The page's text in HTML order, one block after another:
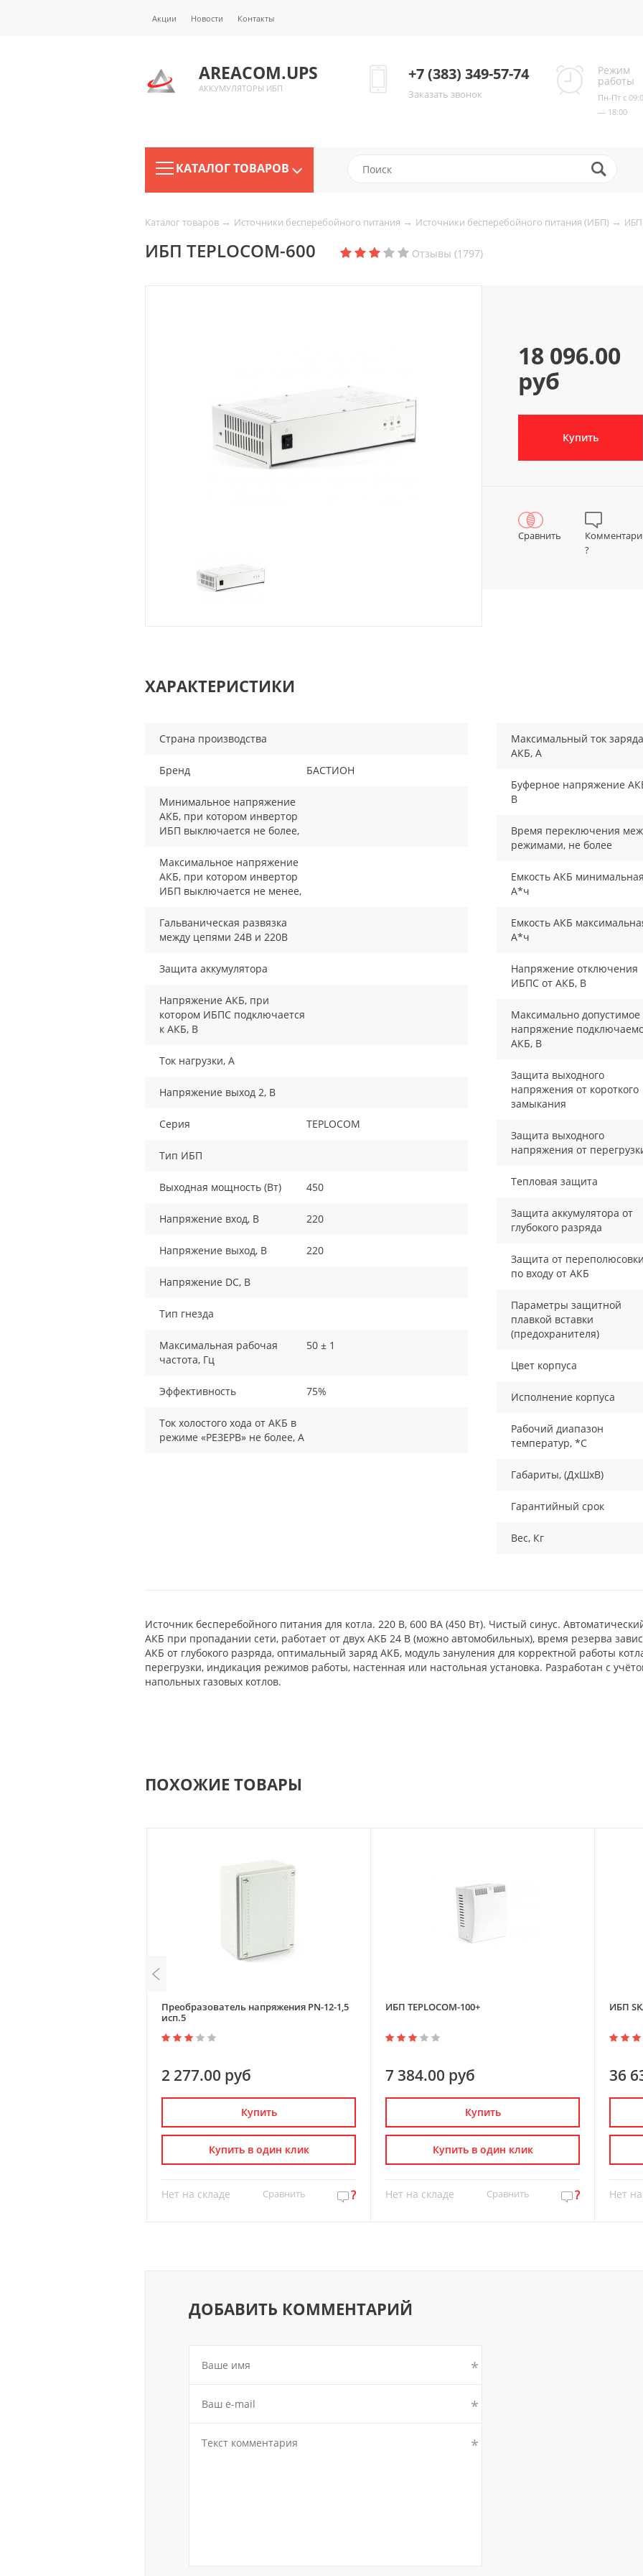
Акции Новости Контакты
AREACOM.UPS
АККУМУЛЯТОРЫ ИБП
+7 (383) 349-57-74
Заказать звонок
Режим
работы
Пн-Пт с
— 18:00
КАТАЛОГ ТОВАРОВ
Каталог товаров → Источники бесперебойного питания → Источники бесперебойного питания (ИБП) → ИБП
ИБП TEPLOCOM-600 Отзывы (1797)
18 096.00
руб
Купить
Сравнить
?
ХАРАКТЕРИСТИКИ
Страна производства
Бренд БАСТИОН
Минимальное напряжение
АКБ, при котором инвертор
ИБП выключается не более,
Максимальное напряжение
АКБ, при котором инвертор
ИБП выключается не менее,
Гальваническая развязка
между цепями 24В и 220В
Защита аккумулятора
Напряжение АКБ, при
котором ИБПС подключается
к АКБ, В
Ток нагрузки, A
Напряжение выход 2, В
Серия TEPLOCOM
Тип ИБП
Выходная мощность (Вт) 450
Напряжение вход, В 220
Напряжение выход, В 220
Напряжение DC, В
Тип гнезда
Максимальная рабочая
частота, Гц
50 ± 1
Эффективность 75%
Ток холостого хода от АКБ в
режиме «РЕЗЕРВ» не более, А
Максимальный ток заряда
АКБ, А
Буферное напряжение
В
Время переключения
режимами, не более
Емкость АКБ
А*ч
Емкость АКБ
А*ч
Напряжение отключения
ИБПС от АКБ, В
Максимально допустимое
напряжение
АКБ, В
Защита выходного
напряжения от короткого
замыкания
Защита выходного
напряжения от
Тепловая защита
Защита аккумулятора от
глубокого разряда
Защита от переполюсовки
по входу от АКБ
Параметры защитной
плавкой вставки
(предохранителя)
Цвет корпуса
Исполнение корпуса
Рабочий диапазон
температур, *С
Габариты, (ДxШxВ)
Гарантийный срок
Вес, Кг
Источник бесперебойного питания для котла. 220 В, 600 ВА (450 Вт). Чистый синус.
АКБ при пропадании сети, работает от двух АКБ 24 В (можно автомобильных), время резерва
АКБ от глубокого разряда, оптимальный заряд АКБ, модуль зануления для корректной работы
перегрузки, индикация режимов работы, настенная или настольная установка. Разработан с
напольных газовых котлов.
ПОХОЖИЕ ТОВАРЫ
Преобразователь напряжения PN-12-1,5
исп.5
2 277.00 руб
Купить
Нет на складе Сравнить ?
Купить в один клик
ИБП TEPLOCOM-100+
7 384.00 руб
Купить
Нет на складе Сравнить ?
Купить в один клик
ИБП
36
Нет
ДОБАВИТЬ КОММЕНТАРИЙ